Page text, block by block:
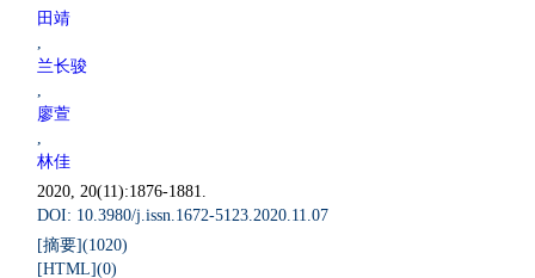
田靖
,
兰长骏
,
廖萱
,
林佳
2020, 20(11):1876-1881.
DOI: 10.3980/j.issn.1672-5123.2020.11.07
[摘要](1020)
[HTML](0)